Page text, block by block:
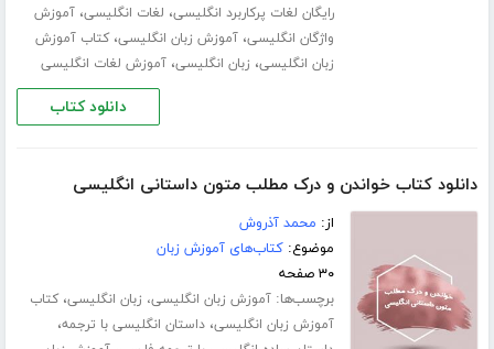
رایگان لغات پرکاربرد انگلیسی، لغات انگلیسی،آموزش
واژگان انگلیسی،آموزش زبان انگلیسی،کتاب آموزش
زبان انگلیسی، زبان انگلیسی،آموزش لغات انگلیسی
دانلود کتاب
دانلود کتاب خواندن و درک مطلب متون داستانی انگلیسی
از: محمد آذروش
موضوع:کتاب‌های آموزش زبان
۳۰ صفحه
برچسب‌ها:آموزش زبان انگلیسی، زبان انگلیسی،کتاب
آموزش زبان انگلیسی،داستان انگلیسی با ترجمه،